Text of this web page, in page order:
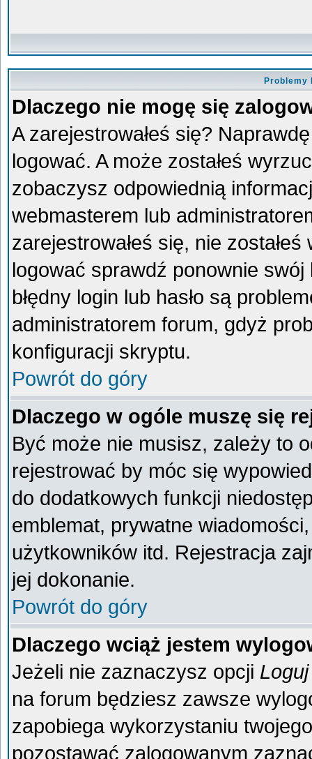
Problemy
Dlaczego nie mogę się
A zarejestrowałeś się?
logować. A może zostałeś
zobaczysz odpowiednią
webmasterem lub
zarejestrowałeś się, nie
logować sprawdź ponownie swój
błędny login lub hasło są
administratorem forum, gdyż
konfiguracji skryptu.
Powrót do góry
Dlaczego w ogóle muszę się
Być może nie musisz, zależy to
rejestrować by móc się
do dodatkowych funkcji
emblemat, prywatne
użytkowników itd. Rejestracja
jej dokonanie.
Powrót do góry
Dlaczego wciąż jestem
Jeżeli nie zaznaczysz opcji
na forum będziesz zawsze
zapobiega wykorzystaniu
pozostawać zalogowanym